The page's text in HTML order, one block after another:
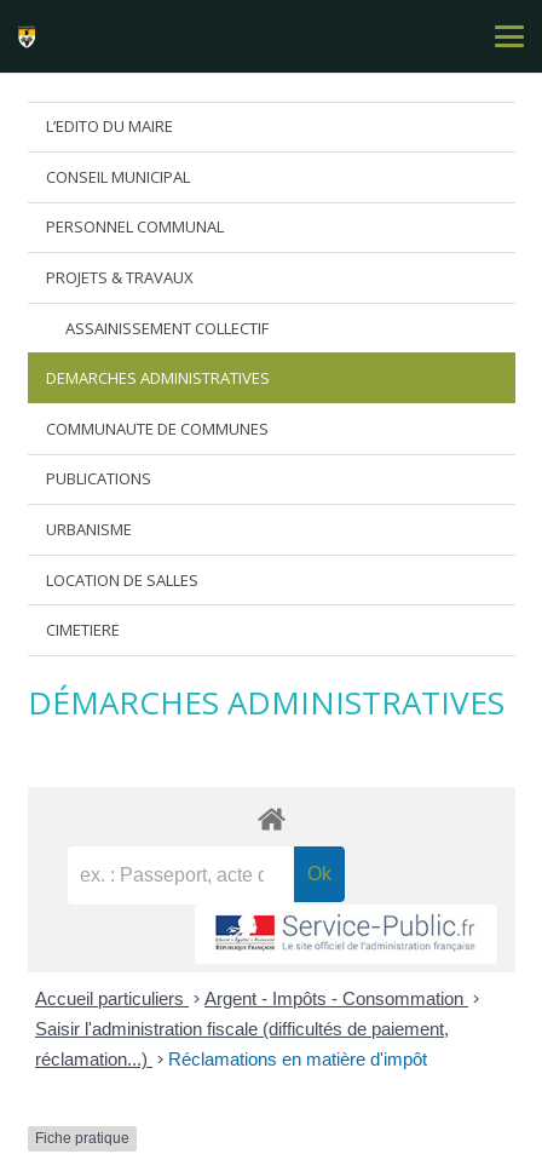
L’EDITO DU MAIRE
CONSEIL MUNICIPAL
PERSONNEL COMMUNAL
PROJETS & TRAVAUX
ASSAINISSEMENT COLLECTIF
DEMARCHES ADMINISTRATIVES
COMMUNAUTE DE COMMUNES
PUBLICATIONS
URBANISME
LOCATION DE SALLES
CIMETIERE
DÉMARCHES ADMINISTRATIVES
Accueil particuliers > Argent - Impôts - Consommation >
Saisir l'administration fiscale (difficultés de paiement,
réclamation...) > Réclamations en matière d'impôt
Fiche pratique